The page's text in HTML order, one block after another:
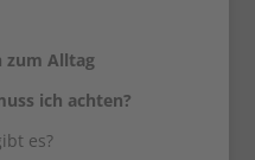
zum Alltag
ich achten?
es?